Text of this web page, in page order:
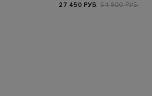
27 450 РУБ. 54 900 РУБ.